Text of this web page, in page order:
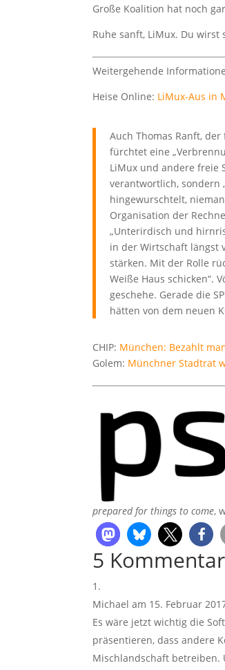
Große Koalition hat noch
Ruhe sanft, LiMux. Du
Weitergehende
Heise Online: LiMux-Aus in
Auch Thomas Ranft,
fürchtet eine
LiMux und andere freie
verantwortlich, sondern
hingewurschtelt,
Organisation der
„Unterirdisch und
in der Wirtschaft längst
stärken. Mit der Rolle
Weiße Haus schicken“.
geschehe. Gerade die
hätten von dem neuen
CHIP: München: Bezahlt
Golem: Münchner Stadtrat
prepared for things to come,
5
Michael am 15. Februar
Es wäre jetzt wichtig die
präsentieren, dass andere
Mischlandschaft betreiben.